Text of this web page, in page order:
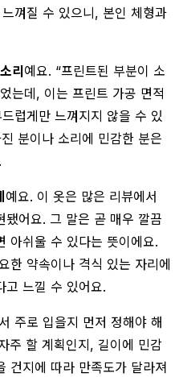
껴질 수 있으니, 본인 체형과
리 예요. “프린트된 부분이 소
는데, 이는 프린트 가공 면적
럽게만 느껴지지 않을 수 있
분이나 소리에 민감한 분은
예요. 이 옷은 많은 리뷰에서
됐어요. 그 말은 곧 매우 깔끔
아쉬울 수 있다는 뜻이에요.
한 약속이나 격식 있는 자리에
고 느낄 수 있어요.
주로 입을지 먼저 정해야 해
주 할 계획인지, 길이에 민감
건지에 따라 만족도가 달라져